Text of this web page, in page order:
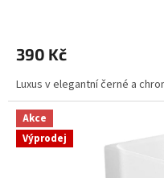
390 Kč
Luxus v elegantní černé a
Akce
Výprodej